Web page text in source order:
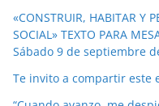
«CONSTRUIR, HABITAR Y
SOCIAL» TEXTO PARA
Sábado 9 de septiembre
Te invito a compartir este